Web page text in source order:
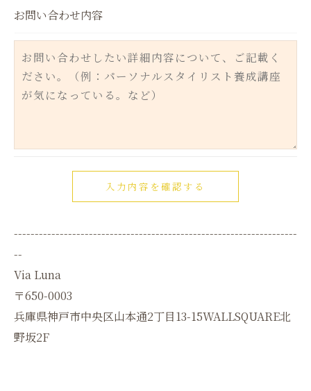
す。
個人情報の開示･訂正･削除・利用停止の具体的手続
きにつきましては、お電話でお問合せ下さい。
お問い合わせ内容
--------------------------------------------------------------------
--
Via Luna
〒650-0003
兵庫県神戸市中央区山本通2丁目13-15WALLSQUARE北
野坂2F